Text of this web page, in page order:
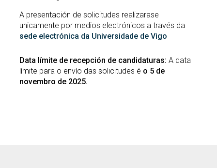
A presentación de solicitudes realizarase
unicamente por medios electrónicos a través da
sede electrónica da Universidade de Vigo
Data límite de recepción de candidaturas: A data
límite para o envío das solicitudes é o 5 de
novembro de 2025.